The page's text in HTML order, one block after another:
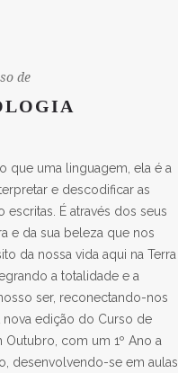
de
que uma linguagem, ela é a
e descodificar as
escritas. É através dos seus
e da sua beleza que nos
da nossa vida aqui na Terra
a totalidade e a
ser, reconectando-nos
nova edição do Curso de
Outubro, com um 1º Ano a
desenvolvendo-se em aulas